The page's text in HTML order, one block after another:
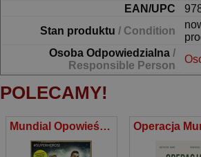
EAN/UPC
Stan produktu / Condition
Osoba Odpowiedzialna /
Responsible Person
POLECAMY!
Mundial Opowieści niesamowite